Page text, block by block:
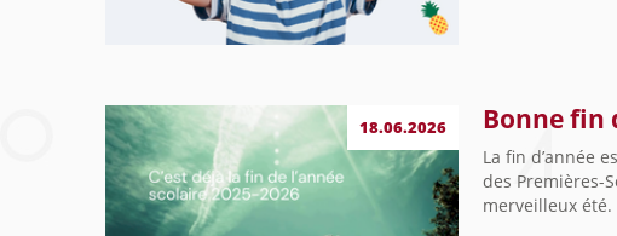
18.06.2026 Bonne fin
La fin d’année
des Premières-
merveilleux